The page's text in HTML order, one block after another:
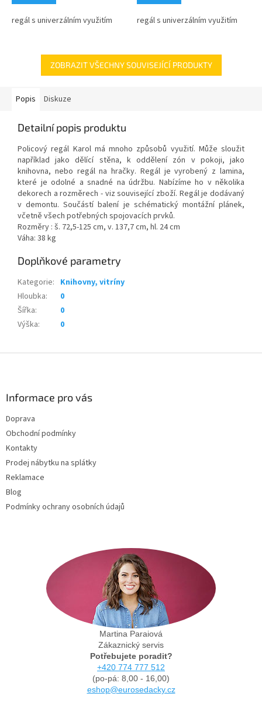
regál s univerzálním využitím regál s univerzálním využitím
ZOBRAZIT VŠECHNY SOUVISEJÍCÍ PRODUKTY
Popis Diskuze
Detailní popis produktu
Policový regál Karol má mnoho způsobů využití. Může sloužit
například jako dělící stěna, k oddělení zón v pokoji, jako
knihovna, nebo regál na hračky. Regál je vyrobený z lamina,
které je odolné a snadné na údržbu. Nabízíme ho v několika
dekorech a rozměrech - viz související zboží. Regál je dodávaný
v demontu. Součástí balení je schématický montážní plánek,
včetně všech potřebných spojovacích prvků.
Rozměry : š. 72,5-125 cm, v. 137,7 cm, hl. 24 cm
Váha: 38 kg
Doplňkové parametry
Kategorie: Knihovny, vitríny
Hloubka:
0
Šířka:
0
Výška: 0
Informace pro vás
Doprava
Obchodní podmínky
Kontakty
Prodej nábytku na splátky
Reklamace
Blog
Podmínky ochrany osobních údajů
Martina Paraiová
Zákaznický servis
Potřebujete poradit?
+420 774 777 512
(po-pá: 8,00 - 16,00)
eshop@eurosedacky.cz